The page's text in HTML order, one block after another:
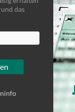
das